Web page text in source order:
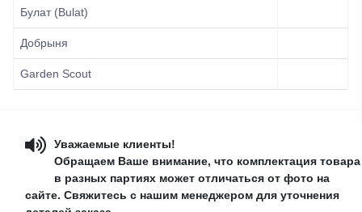
Булат (Bulat)
Добрыня
Garden Scout
Уважаемые клиенты!
Обращаем Ваше внимание, что комплектация товара
в разных партиях может отличаться от фото на
сайте. Свяжитесь с нашим менеджером для уточнения